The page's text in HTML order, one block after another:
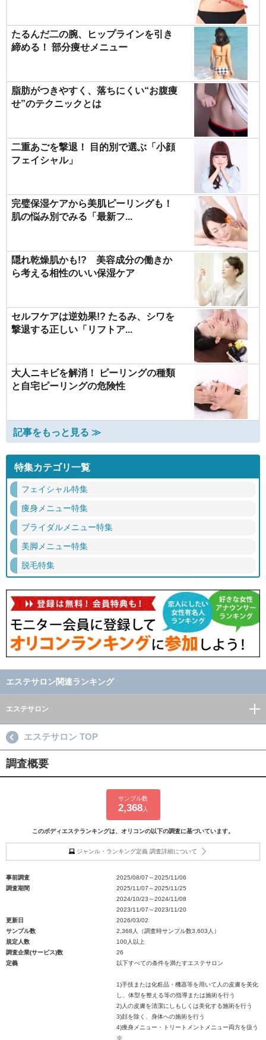
たるんだ二の腕、ヒップラインを引き
締める！ 部分痩せメニュー
脂肪がつきやすく、落ちにくい“お腹痩
せ”のテクニックとは
二重あごを撃退！ 目的別で選ぶ「小顔
フェイシャル」
完璧保湿ケアから美肌ピーリングも！
肌の悩み別でみる「最新フ...
隠れ乾燥肌かも!? 美容成分の働きか
ら考える相性のいい保湿ケア
セルフケアは逆効果!? たるみ、シワを
撃退する正しい「リフトア...
大人ニキビを解消！ ピーリングの種類
と自宅ピーリングの危険性
記事をもっと見る ≫
特集カテゴリ一覧
フェイシャル特集
痩身メニュー特集
ブライダルメニュー特集
美脚メニュー特集
脱毛特集
エステサロン関連ランキング
エステサロン
エステサロン TOP
調査概要
サンプル数
2,368人
このボディエステランキングは、オリコンの以下の調査に基づいています。
ジャンル・ランキング定義 調査詳細について
事前調査
2025/08/07～2025/11/06
調査期間
2025/11/07～2025/11/25
2024/10/23～2024/11/08
2023/11/07～2023/11/20
更新日
2026/03/02
サンプル数
2,368人（調査時サンプル数3,603人）
規定人数
100人以上
調査企業(サービス)数
26
定義
以下すべての条件を満たすエステサロン
1)手技または化粧品・機器等を用いて人の皮膚を美化
し、体型を整える等の指導または施術を行う
2)人の皮膚を清潔にしもしくは美化する施術を行う
3)顔を除く、身体への施術を行う
4)痩身メニュー・トリートメントメニュー両方を扱う
※